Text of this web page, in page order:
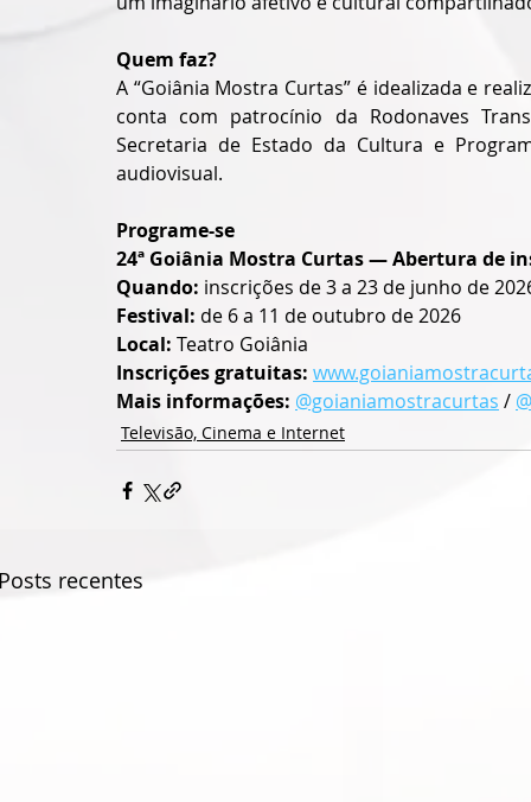
Quem faz?
A “Goiânia Mostra Curtas” é idealizada e
conta com patrocínio da Rodonaves
Secretaria de Estado da Cultura e
audiovisual.
Programe-se
24ª Goiânia Mostra Curtas — Abertura de
Quando: inscrições de 3 a 23 de junho de
Festival: de 6 a 11 de outubro de 2026
Local: Teatro Goiânia
Inscrições gratuitas:
Mais informações: @goianiamostracurtas /
Televisão, Cinema e Internet
recentes